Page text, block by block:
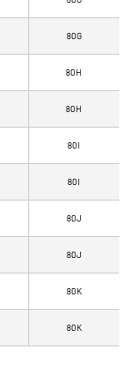
80G
80H
80H
80I
80I
80J
80J
80K
80K